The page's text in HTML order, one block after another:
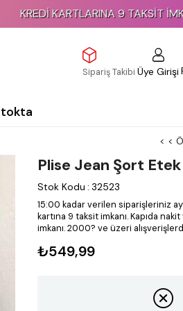
KARTLARINA 9 TAKSİT İMKANI!
Sipariş Takibi Üye Girişi
< <
Plise Jean Şort
Stok Kodu : 32523
15:00 kadar verilen siparişleriniz
kartına 9 taksit imkanı. Kapıda
imkanı. 2000? ve üzeri
₺549,99